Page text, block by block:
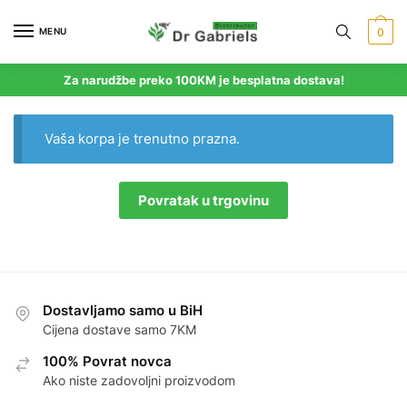
MENU 0
Za narudžbe preko 100KM je besplatna dostava!
Vaša korpa je trenutno prazna.
Povratak u trgovinu
Dostavljamo samo u BiH
Cijena dostave samo 7KM
100% Povrat novca
Ako niste zadovoljni proizvodom